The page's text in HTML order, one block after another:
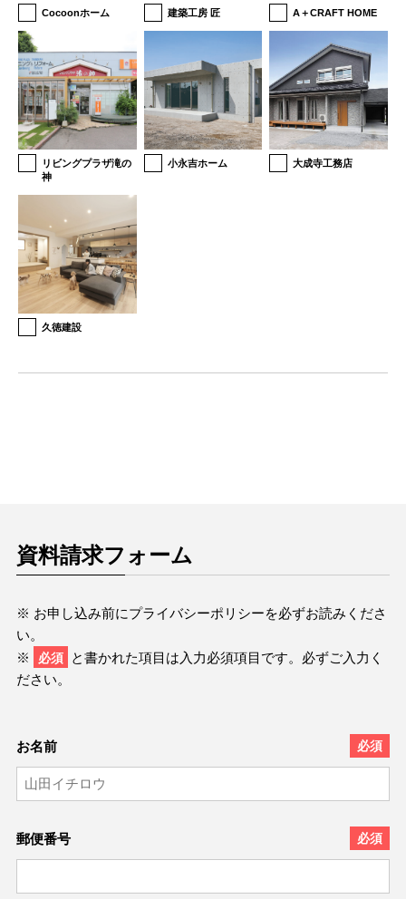
Cocoonホーム 建築工房 匠 A＋CRAFT HOME
リビングプラザ滝の
神
小永吉ホーム 大成寺工務店
久徳建設
資料請求フォーム
※ お申し込み前にプライバシーポリシーを必ずお読みくださ
い。
※
必須
と書かれた項目は入力必須項目です。必ずご入力く
ださい。
お名前
郵便番号